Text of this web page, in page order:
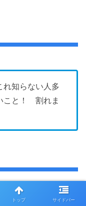
知らない人多
こと！ 割れま
そして人気の丸いパ
トップ サイドバー